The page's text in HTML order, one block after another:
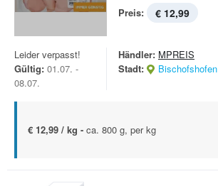
Preis: € 12,99
Leider verpasst!
Gültig: 01.07. -
08.07.
Händler: MPREIS
Stadt:
Bischofshofen
€ 12,99 / kg - ca. 800 g, per kg